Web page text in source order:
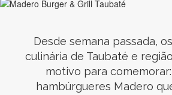
Desde semana passada,
culinária de Taubaté e
motivo para
hambúrgueres Madero